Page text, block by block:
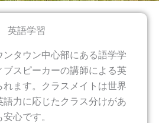
英語学習
タウン中心部にある語学学
スピーカーの講師による英
ます。クラスメイトは世界
力に応じたクラス分けがあ
心です。